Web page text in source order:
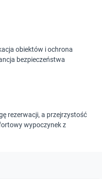
obiektów i ochrona
bezpieczeństwa
rezerwacji, a przejrzystość
wypoczynek z